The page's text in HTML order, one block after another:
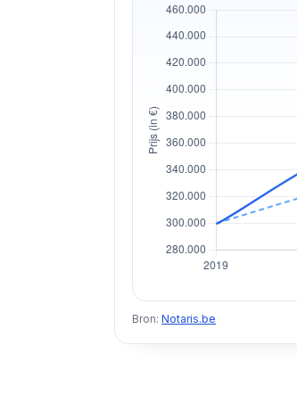
Bron:Notaris.be